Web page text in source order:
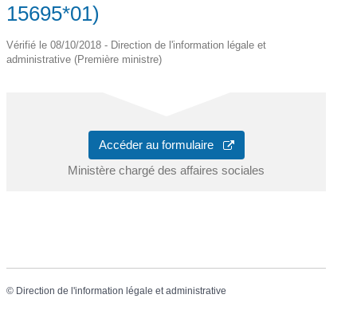
15695*01)
Vérifié le 08/10/2018 - Direction de l'information légale et
administrative (Première ministre)
Accéder au formulaire
Ministère chargé des affaires sociales
© Direction de l'information légale et administrative